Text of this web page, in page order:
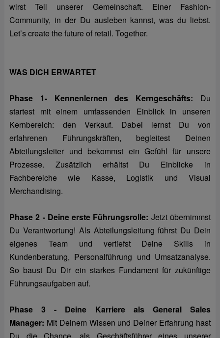
wirst Teil unserer Gemeinschaft. Einer Fashion-
Community, in der Du ausleben kannst, was du liebst.
Let’s create the future of retail. Together.
WAS DICH ERWARTET
Phase 1- Kennenlernen des Kerngeschäfts: Du
startest mit einem umfassenden Einblick in unseren
Kernbereich: den Verkauf. Dabei lernst Du von
erfahrenen Führungskräften, begleitest Deinen
Abteilungsleiter und bekommst ein Gefühl für unsere
Prozesse. Zusätzlich erhältst Du Einblicke in
Fachbereiche wie Kasse, Logistik und Visual
Merchandising.
Phase 2 - Deine erste Führungsrolle: Jetzt übernimmst
Du Verantwortung! Als Abteilungsleitung führst Du Dein
eigenes Team und vertiefst Deine Skills in
Kundenberatung, Personalführung und Umsatzanalyse.
So baust Du Dir ein starkes Fundament für zukünftige
Führungsaufgaben auf.
Phase 3 - Deine Karriere als General Sales
Manager: Mit Deinem Wissen und Deiner Erfahrung hast